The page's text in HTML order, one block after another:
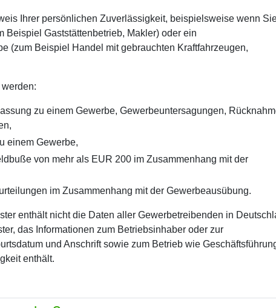
Ihrer persönlichen Zuverlässigkeit, beispielsweise wenn
Beispiel Gaststättenbetrieb, Makler) oder ein
(zum Beispiel Handel mit gebrauchten Kraftfahrzeugen,
werden:
zu einem Gewerbe, Gewerbeuntersagungen,
einem Gewerbe,
von mehr als EUR 200 im Zusammenhang mit der
im Zusammenhang mit der Gewerbeausübung.
enthält nicht die Daten aller Gewerbetreibenden in
das Informationen zum Betriebsinhaber oder zur
und Anschrift sowie zum Betrieb wie
enthält.